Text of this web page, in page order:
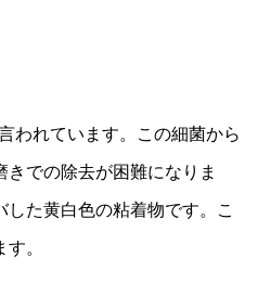
われています。この細菌から
での除去が困難になりま
た黄白色の粘着物です。こ
。